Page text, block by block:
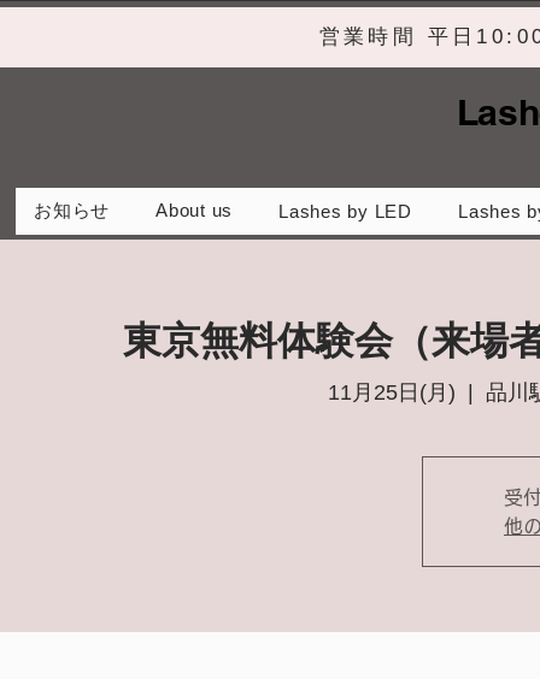
営業時間 平日
お知らせ About us Lashes by LED Lashes
東京無料体験会（来場
11月25日(月)
  |
品川
受
他